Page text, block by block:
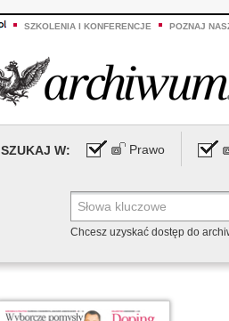
SZKOLENIA I KONFERENCJE POZNAJ
SZUKAJ W: Prawo
Chcesz uzyskać dostęp do